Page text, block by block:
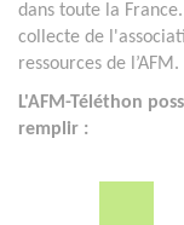
dans toute la
collecte de
ressources de l’AFM.
L'AFM-Téléthon
remplir :